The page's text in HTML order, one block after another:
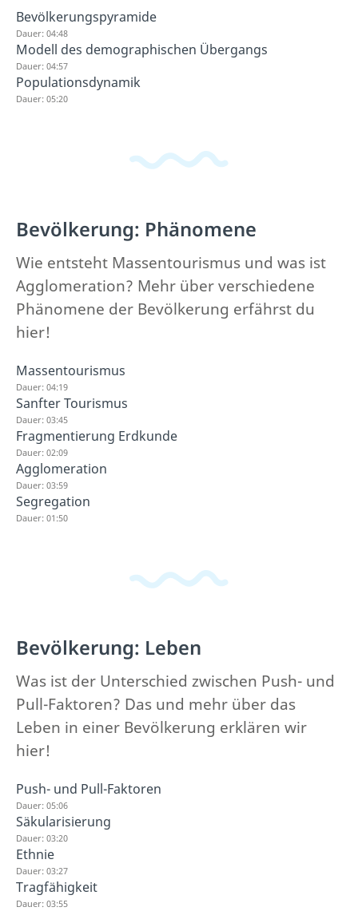
Bevölkerungspyramide
Dauer: 04:48
Modell des demographischen Übergangs
Dauer: 04:57
Populationsdynamik
Dauer: 05:20
Bevölkerung: Phänomene
Wie entsteht Massentourismus und was ist
Agglomeration? Mehr über verschiedene
Phänomene der Bevölkerung erfährst du
hier!
Massentourismus
Dauer: 04:19
Sanfter Tourismus
Dauer: 03:45
Fragmentierung Erdkunde
Dauer: 02:09
Agglomeration
Dauer: 03:59
Segregation
Dauer: 01:50
Bevölkerung: Leben
Was ist der Unterschied zwischen Push- und
Pull-Faktoren? Das und mehr über das
Leben in einer Bevölkerung erklären wir
hier!
Push- und Pull-Faktoren
Dauer: 05:06
Säkularisierung
Dauer: 03:20
Ethnie
Dauer: 03:27
Tragfähigkeit
Dauer: 03:55